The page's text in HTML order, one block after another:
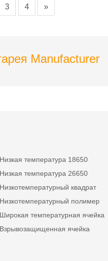
переключателя
3 4 »
Manufacturer
Низкая температура 18650
Низкая температура 26650
Низкотемпературный квадрат
Низкотемпературный полимер
Широкая температурная ячейка
Взрывозащищенная ячейка